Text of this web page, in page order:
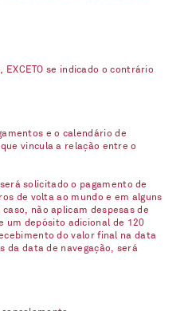
se indicado o contrário
e o calendário de
vincula a relação entre o
solicitado o pagamento de
de volta ao mundo e em alguns
não aplicam despesas de
um depósito adicional de 120
do valor final na data
da data de navegação, será